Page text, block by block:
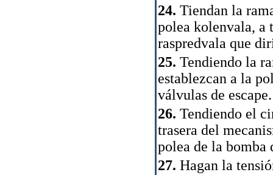
24. Tiendan la
polea kolenvala, a
raspredvala que
25. Tendiendo la
establezcan a la
válvulas de escape.
26. Tendiendo el
trasera del
polea de la
27. Hagan la